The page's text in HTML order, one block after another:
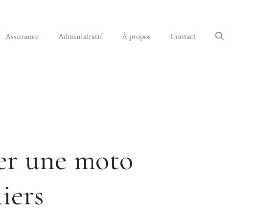
Assurance Administratif À propos Contact
une moto